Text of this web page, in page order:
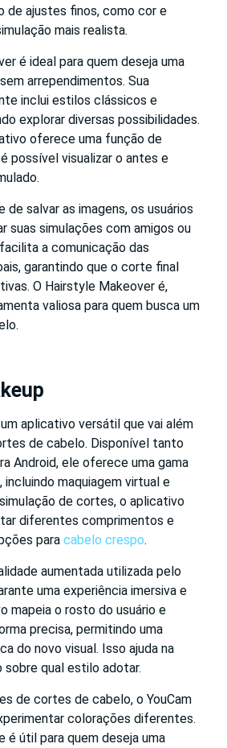
de ajustes finos, como cor e
mais realista.
é ideal para quem deseja uma
arrependimentos. Sua
inclui estilos clássicos e
explorar diversas possibilidades.
oferece uma função de
possível visualizar o antes e
de salvar as imagens, os usuários
suas simulações com amigos ou
a comunicação das
garantindo que o corte final
O Hairstyle Makeover é,
valiosa para quem busca um
aplicativo versátil que vai além
de cabelo. Disponível tanto
Android, ele oferece uma gama
incluindo maquiagem virtual e
de cortes, o aplicativo
diferentes comprimentos e
para cabelo crespo.
aumentada utilizada pelo
uma experiência imersiva e
mapeia o rosto do usuário e
precisa, permitindo uma
do novo visual. Isso ajuda na
sobre qual estilo adotar.
de cortes de cabelo, o YouCam
colorações diferentes.
é útil para quem deseja uma